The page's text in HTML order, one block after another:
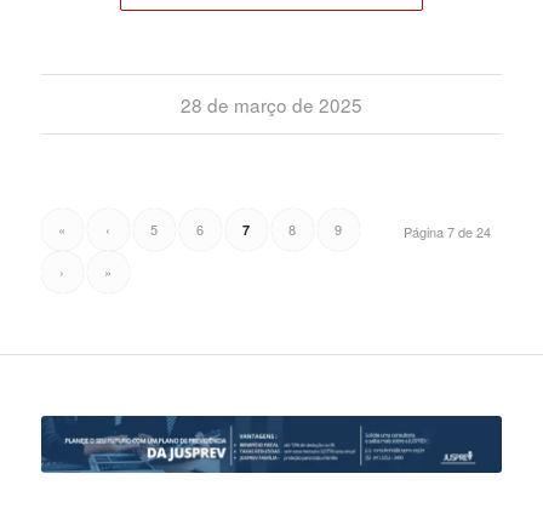
28 de março de 2025
Página 7 de 24
« ‹ 5 6 7 8 9
› »